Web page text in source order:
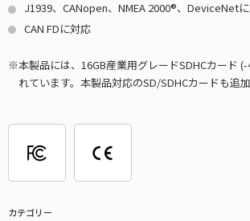
J1939、CANopen、NMEA 2000®、DeviceNet
CAN FDに対応
本製品には、16GB産業用グレードSDHCカード
れています。本製品対応のSD/SDHCカードも追
カテゴリー